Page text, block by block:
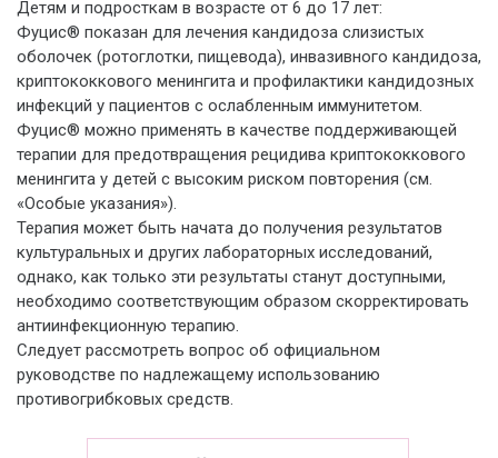
Детям и подросткам в возрасте от 6 до 17 лет:
Фуцис® показан для лечения кандидоза слизистых
оболочек (ротоглотки, пищевода), инвазивного кандидоза,
криптококкового менингита и профилактики кандидозных
инфекций у пациентов с ослабленным иммунитетом.
Фуцис® можно применять в качестве поддерживающей
терапии для предотвращения рецидива криптококкового
менингита у детей с высоким риском повторения (см.
«Особые указания»).
Терапия может быть начата до получения результатов
культуральных и других лабораторных исследований,
однако, как только эти результаты станут доступными,
необходимо соответствующим образом скорректировать
антиинфекционную терапию.
Следует рассмотреть вопрос об официальном
руководстве по надлежащему использованию
противогрибковых средств.